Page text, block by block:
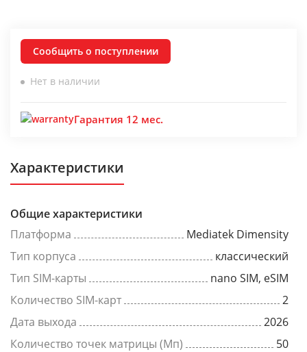
Сообщить о поступлении
Нет в наличии
Гарантия 12 мес.
Характеристики
Общие характеристики
Платформа
Mediatek Dimensity
Тип корпуса
классический
Тип SIM-карты
nano SIM, eSIM
Количество SIM-карт
2
Дата выхода
2026
Количество точек матрицы (Мп)
50